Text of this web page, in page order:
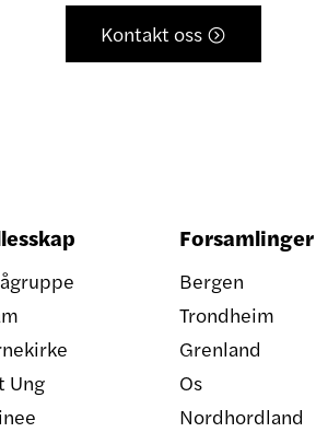
Kontakt oss 
Ung
Forsamlinger
Bergen
Trondheim
Grenland
Os
Nordhordland